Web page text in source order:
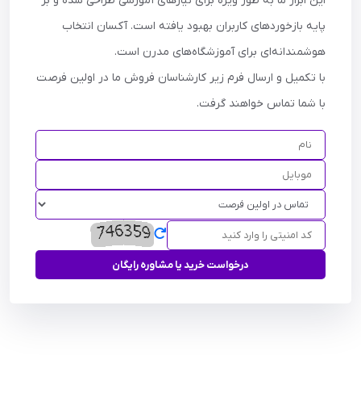
پایه بازخوردهای کاربران بهبود یافته است. آکسان انتخاب
هوشمندانه‌ای برای آموزشگاه‌های مدرن است.
با تکمیل و ارسال فرم زیر کارشناسان فروش ما در اولین فرصت
با شما تماس خواهند گرفت.
درخواست خرید یا مشاوره رایگان